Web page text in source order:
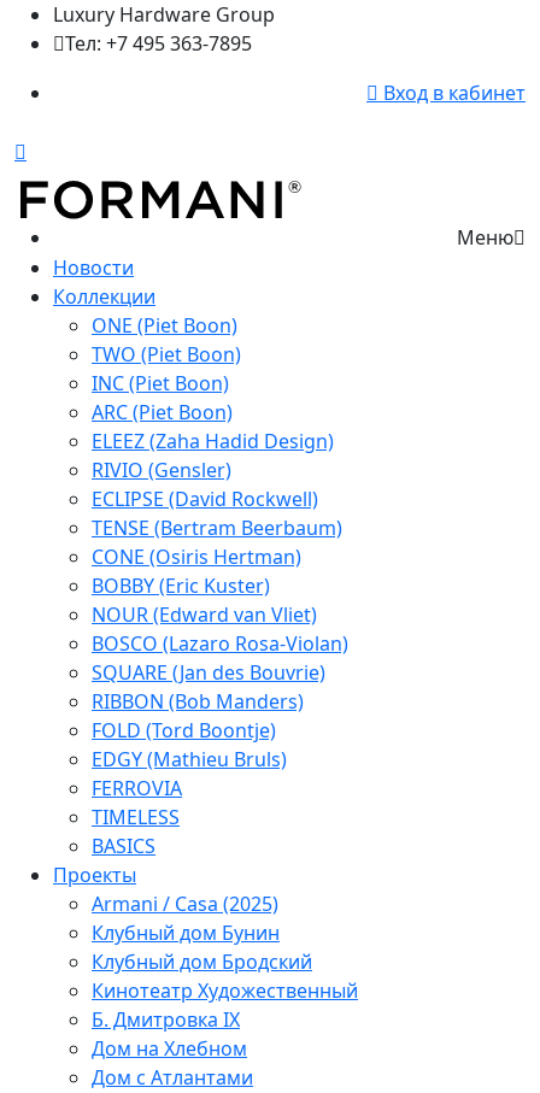
Luxury Hardware Group
Тел: +7 495 363-7895
Вход в кабинет
Меню
Новости
Коллекции
ONE (Piet Boon)
TWO (Piet Boon)
INC (Piet Boon)
ARC (Piet Boon)
ELEEZ (Zaha Hadid Design)
RIVIO (Gensler)
ECLIPSE (David Rockwell)
TENSE (Bertram Beerbaum)
CONE (Osiris Hertman)
BOBBY (Eric Kuster)
NOUR (Edward van Vliet)
BOSCO (Lazaro Rosa-Violan)
SQUARE (Jan des Bouvrie)
RIBBON (Bob Manders)
FOLD (Tord Boontje)
EDGY (Mathieu Bruls)
FERROVIA
TIMELESS
BASICS
Проекты
Armani / Casa (2025)
Клубный дом Бунин
Клубный дом Бродский
Кинотеатр Художественный
Б. Дмитровка IX
Дом на Хлебном
Дом с Атлантами